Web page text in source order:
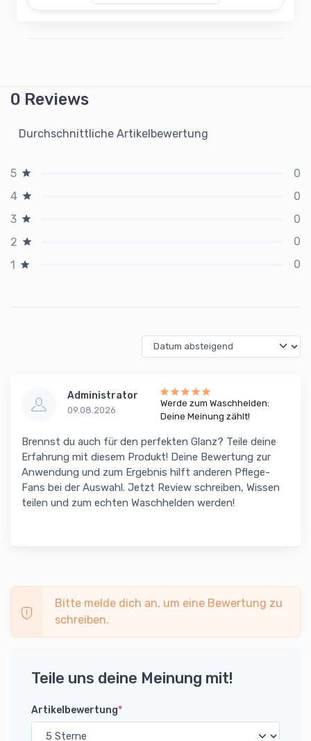
0 Reviews
Durchschnittliche Artikelbewertung
5
0
4
0
3
0
2
0
1
0
Administrator
09.08.2026
Werde zum Waschhelden:
Deine Meinung zählt!
Brennst du auch für den perfekten Glanz? Teile deine
Erfahrung mit diesem Produkt! Deine Bewertung zur
Anwendung und zum Ergebnis hilft anderen Pflege-
Fans bei der Auswahl. Jetzt Review schreiben, Wissen
teilen und zum echten Waschhelden werden!
Bitte melde dich an, um eine Bewertung zu
schreiben.
Teile uns deine Meinung mit!
Artikelbewertung*